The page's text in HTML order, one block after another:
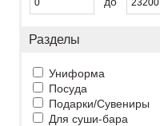
Разделы
Униформа
Посуда
Подарки/Сувениры
Для суши-бара